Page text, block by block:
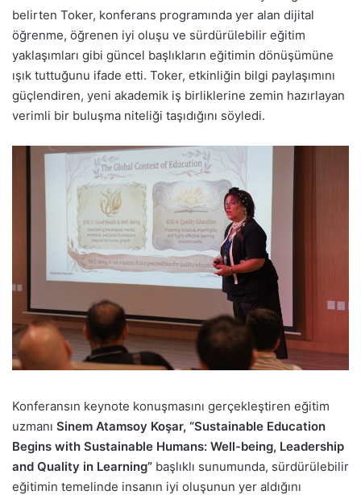
belirten Toker, konferans programında yer alan dijital
öğrenme, öğrenen iyi oluşu ve sürdürülebilir eğitim
yaklaşımları gibi güncel başlıkların eğitimin dönüşümüne
ışık tuttuğunu ifade etti. Toker, etkinliğin bilgi paylaşımını
güçlendiren, yeni akademik iş birliklerine zemin hazırlayan
verimli bir buluşma niteliği taşıdığını söyledi.
Konferansın keynote konuşmasını gerçekleştiren eğitim
uzmanı Sinem Atamsoy Koşar, “Sustainable Education
Begins with Sustainable Humans: Well-being, Leadership
and Quality in Learning” başlıklı sunumunda, sürdürülebilir
eğitimin temelinde insanın iyi oluşunun yer aldığını